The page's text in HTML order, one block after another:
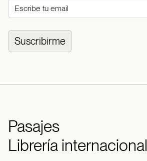
Suscribirme
Pasajes
Librería internacional